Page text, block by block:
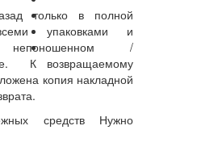
только в полной
упаковками и
/
К возвращаемому
копия накладной
средств Нужно